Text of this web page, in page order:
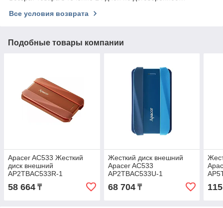
Все условия возврата
Подобные товары компании
Apacer AC533 Жесткий
диск внешний
AP2TBAC533R-1
58 664 ₸
Жесткий диск внешний
Apacer AC533
AP2TBAC533U-1
68 704₸